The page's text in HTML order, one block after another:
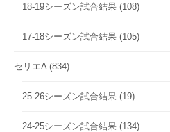
18-19シーズン試合結果 (108)
17-18シーズン試合結果 (105)
セリエA (834)
25-26シーズン試合結果 (19)
24-25シーズン試合結果 (134)